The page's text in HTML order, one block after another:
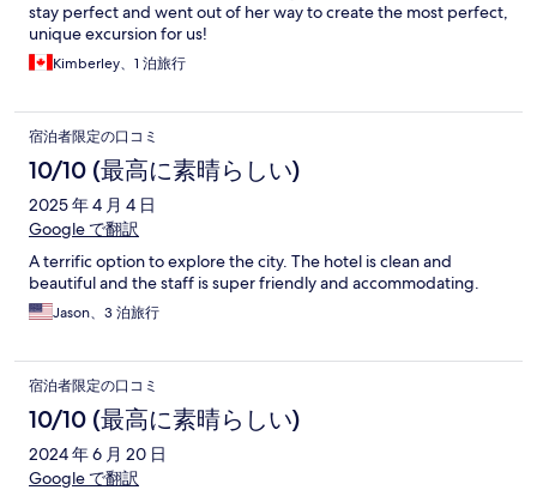
stay perfect and went out of her way to create the most perfect,
unique excursion for us!
Kimberley、1 泊旅行
宿泊者限定の口コミ
10/10 (最高に素晴らしい)
2025 年 4 月 4 日
Google で翻訳
A terrific option to explore the city. The hotel is clean and
beautiful and the staff is super friendly and accommodating.
Jason、3 泊旅行
宿泊者限定の口コミ
10/10 (最高に素晴らしい)
2024 年 6 月 20 日
Google で翻訳